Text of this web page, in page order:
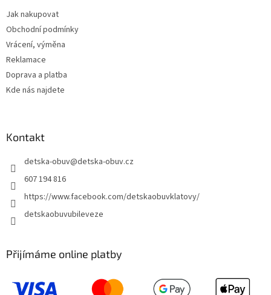
Jak nakupovat
Obchodní podmínky
Vrácení, výměna
Reklamace
Doprava a platba
Kde nás najdete
Kontakt
detska-obuv@detska-obuv.cz
607 194 816
https://www.facebook.com/detskaobuvklatovy/
detskaobuvubileveze
Přijímáme online platby